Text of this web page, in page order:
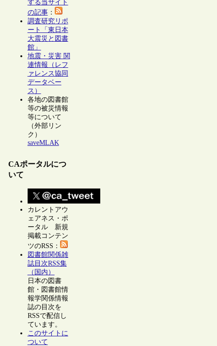
する当サイト
の記事：
調査研究リポ
ート「東日本
大震災と図書
館」
地震・災害 関
連情報（レフ
ァレンス協同
データベー
ス）
各地の図書館
等の被災情報
等について
（外部リン
ク）
saveMLAK
CAポータルにつ
いて
カレントアウ
ェアネス・ポ
ータル 新規
掲載コンテン
ツのRSS：
図書館関係雑
誌目次RSS集
（国内）
日本の図書
館・図書館情
報学関係情報
誌の目次を
RSSで配信し
ています。
このサイトに
ついて